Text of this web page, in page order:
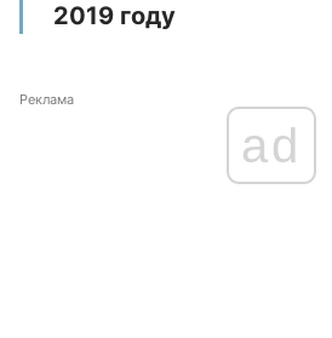
2019 году
Реклама
ad